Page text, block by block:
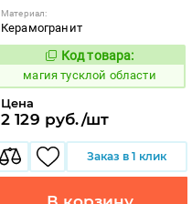
Материал:
Керамогранит
919563
Код товара:
магия тусклой области
Цена
2 129 руб./шт
Заказ в 1 клик